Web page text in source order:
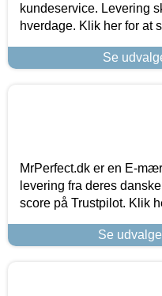
kundeservice. Levering
hverdage. Klik her for at
Se
MrPerfect.dk er en E-
levering fra deres
score på Trustpilot. Klik
Se